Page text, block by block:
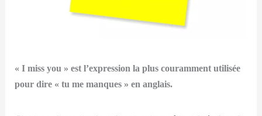
« I miss you » est l’expression la plus couramment utilisée
pour dire « tu me manques » en anglais.